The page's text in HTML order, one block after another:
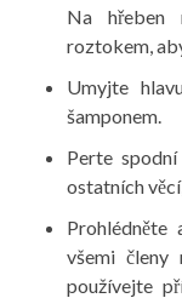
Na hřeben
roztokem,
Umyjte
šamponem.
Perte
ostatních
všemi členy
používejte